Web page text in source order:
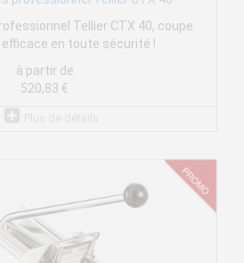
Tellier CTX 40, coupe
en toute sécurité !
à partir de
520,83 €